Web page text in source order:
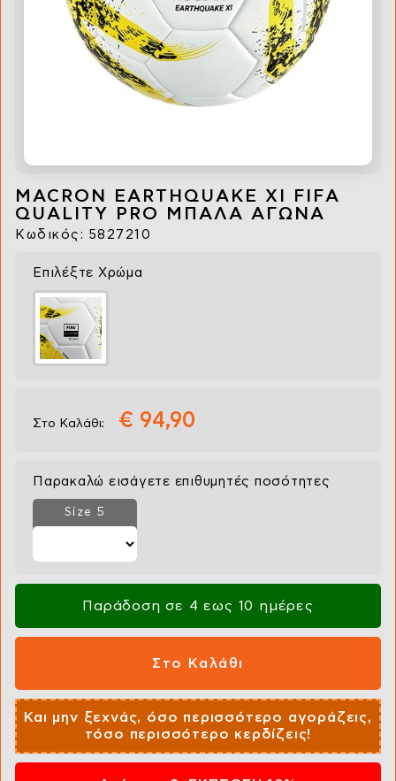
MACRON EARTHQUAKE XI FIFA
QUALITY PRO ΜΠΑΛΑ ΑΓΩΝΑ
Κωδικός: 5827210
Επιλέξτε Χρώμα
Στο Καλάθι: € 94,90
Παρακαλώ εισάγετε επιθυμητές ποσότητες
Size 5
Παράδοση σε 4 εως 10 ημέρες
Και μην ξεχνάς, όσο περισσότερο αγοράζεις,
τόσο περισσότερο κερδίζεις!